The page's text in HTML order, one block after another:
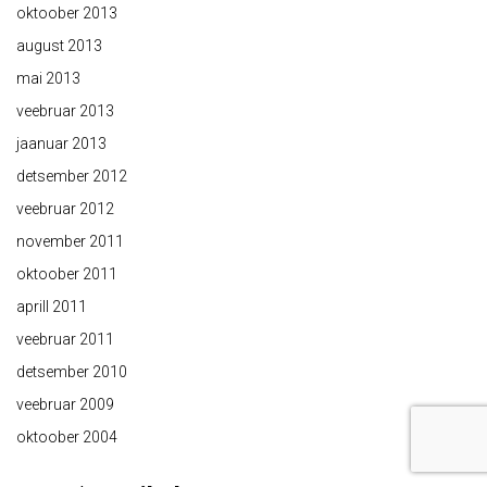
oktoober 2013
august 2013
mai 2013
veebruar 2013
jaanuar 2013
detsember 2012
veebruar 2012
november 2011
oktoober 2011
aprill 2011
veebruar 2011
detsember 2010
veebruar 2009
oktoober 2004